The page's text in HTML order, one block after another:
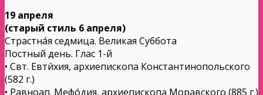
19 апреля
(старый стиль 6 апреля)
Страстна́я седмица. Великая Суббота
Постный день. Глас 1-й
• Свт. Евти́хия, архиепископа Константинопольского
(582 г.)
• Равноап. Мефо́дия, архиепископа Моравского (885 г.)